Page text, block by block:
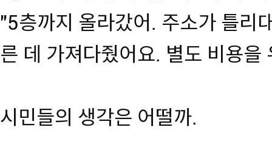
"5층까지 올라갔어. 주소가 틀리
른 데 가져다줬어요. 별도 비용을
시민들의 생각은 어떨까.